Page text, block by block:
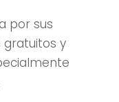
por sus
gratuitos y